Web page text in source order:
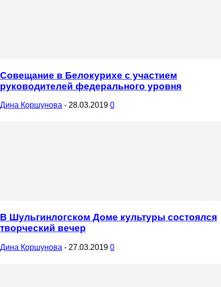
Совещание в Белокурихе с участием
руководителей федерального уровня
Дина Коршунова - 28.03.2019 0
В Шульгинлогском Доме культуры состоялся
творческий вечер
Дина Коршунова - 27.03.2019 0